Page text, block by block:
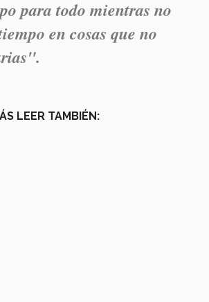
para todo mientras no
en cosas que no
LEER TAMBIÉN: